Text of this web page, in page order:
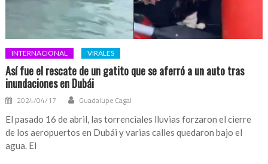
INTERNACIONAL VIRALES
Así fue el rescate de un gatito que se aferró a un auto tras
inundaciones en Dubái
2024/04/17 Guadalupe Cagal
El pasado 16 de abril, las torrenciales lluvias forzaron el cierre
de los aeropuertos en Dubái y varias calles quedaron bajo el
agua. El